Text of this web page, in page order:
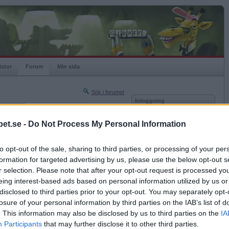
- Do Not Process My Personal Information
opt-out of the sale, sharing to third parties, or processing of your
for targeted advertising by us, please use the below opt-out
selection. Please note that after your opt-out request is processed
interest-based ads based on personal information utilized by us
to third parties prior to your opt-out. You may separately
of your personal information by third parties on the IAB’s list of
This information may also be disclosed by us to third parties on the
Participants that may further disclose it to other third parties.
Forum Min sida
Sök i forumet
Nästa sida »
2017-03-18 10:24
Inloggning
Kom ihåg mig
Glömt ditt lösenord?
Få ny aktiveringslänk
Betapet är gratis!